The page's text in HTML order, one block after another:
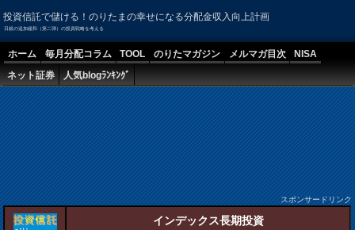
投資信託で儲ける！のりたまの幸せになる分配金収入向上計画
日銀の追加緩和（第二弾）の投資戦略を考える
ホーム 毎月分配コラム TOOL のりたマガジン メルマガ目次
NISA
ネット証券
人気blogﾗﾝｷﾝｸﾞ
スポンサードリンク
インデックス長期投資